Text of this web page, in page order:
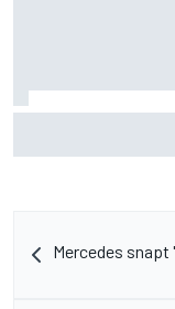
Mercedes